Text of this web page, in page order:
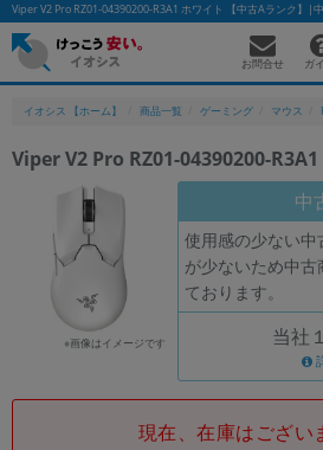
Viper V2 Pro RZ01-04390200-R3A1 ホワイト 【中古Aランク】|
お問合せ ガ
イオシス 【ホーム】 商品一覧 ゲーミング マウス
Viper V2 Pro RZ01-04390200-R3A1
※画像はイメージです
中
使用感の少ない
が少ないため中
ております。
当社
現在、在庫はござい